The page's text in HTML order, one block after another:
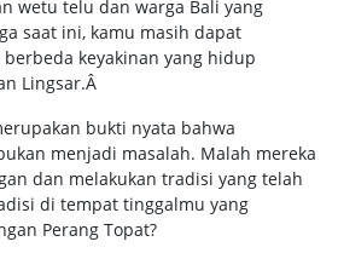
wetu telu dan warga Bali yang
saat ini, kamu masih dapat
keyakinan yang hidup
Lingsar.Â
bukti nyata bahwa
menjadi masalah. Malah mereka
dan melakukan tradisi yang telah
di tempat tinggalmu yang
Perang Topat?